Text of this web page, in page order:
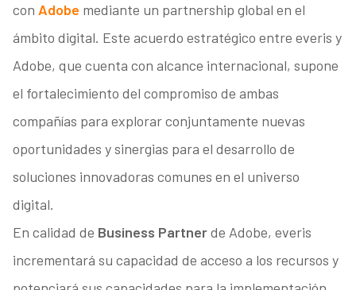
con Adobe mediante un partnership global en el
ámbito digital. Este acuerdo estratégico entre everis y
Adobe, que cuenta con alcance internacional, supone
el fortalecimiento del compromiso de ambas
compañías para explorar conjuntamente nuevas
oportunidades y sinergias para el desarrollo de
soluciones innovadoras comunes en el universo
digital.
En calidad de Business Partnerde Adobe, everis
incrementará su capacidad de acceso a los recursos y